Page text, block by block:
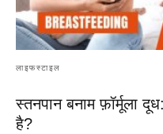
लाइफस्टाइल
स्तनपान बनाम फ़ॉर्मूला
है?